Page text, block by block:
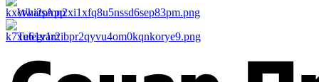
WhatsApp
Telegram